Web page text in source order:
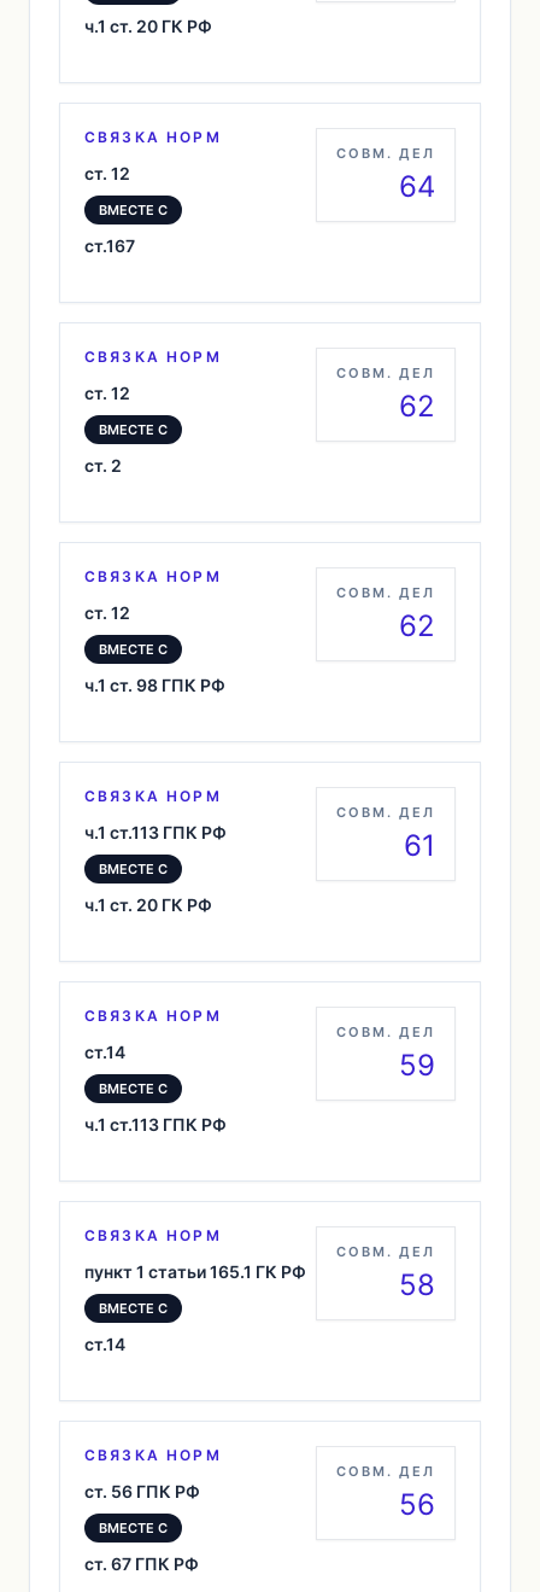
ч.1 ст. 20 ГК РФ
СВЯЗКА НОРМ
ст. 12
ВМЕСТЕ С
ст.167
СОВМ. ДЕЛ
64
СВЯЗКА НОРМ
ст. 12
ВМЕСТЕ С
ст. 2
СОВМ. ДЕЛ
62
СВЯЗКА НОРМ
ст. 12
ВМЕСТЕ С
ч.1 ст. 98 ГПК РФ
СОВМ. ДЕЛ
62
СВЯЗКА НОРМ
ч.1 ст.113 ГПК РФ
ВМЕСТЕ С
ч.1 ст. 20 ГК РФ
СОВМ. ДЕЛ
61
СВЯЗКА НОРМ
ст.14
ВМЕСТЕ С
ч.1 ст.113 ГПК РФ
СОВМ. ДЕЛ
59
СВЯЗКА НОРМ
пункт 1 статьи 165.1 ГК РФ
ВМЕСТЕ С
ст.14
СОВМ. ДЕЛ
58
СВЯЗКА НОРМ
ст. 56 ГПК РФ
ВМЕСТЕ С
ст. 67 ГПК РФ
СОВМ. ДЕЛ
56